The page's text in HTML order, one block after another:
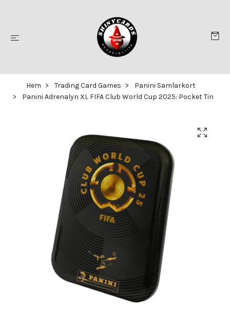
Hem Trading Card Games
Panini Samlarkort
Panini Adrenalyn XL FIFA Club World Cup 2025: Pocket Tin